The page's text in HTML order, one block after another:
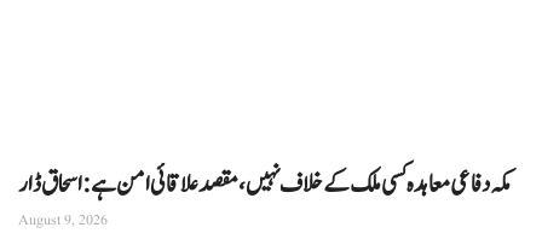
مکہ دفاعی معاہدہ کسی ملک کے خلاف نہیں، مقصد علاقائی امن ہے: اسحاق ڈار
August 9, 2026